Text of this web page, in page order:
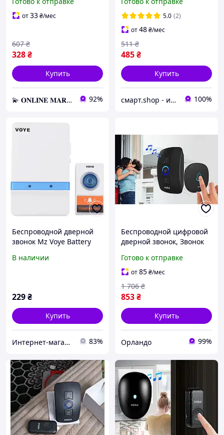
на дверь
от33₴/мес
328₴
607 ₴
Купить
💫 𝐎𝐍𝐋𝐈𝐍𝐄 𝐌𝐀𝐑𝐊𝐄𝐓 💫 – Актуальные товары по самым выгодным ценам! 92%
Белый
5.0 (2)
от48₴/мес
485₴
511 ₴
Купить
смарт.shop - интернет магазин электроники 100%
Беспроводной дверной
звонок Mz Voye Battery
на дверь
В наличии
229₴
Купить
Интернет-магазин "Вип-фейерверк" 83%
Беспроводной цифровой
дверной звонок, Звонок
мелодии, Черный), OLN
Готово к отправке
от85₴/мес
853₴
1 706 ₴
Купить
Орландо 99%